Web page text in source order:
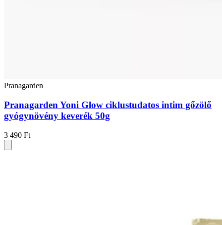
Pranagarden
Pranagarden Yoni Glow ciklustudatos intim gőzölő
gyógynövény keverék 50g
3 490 Ft